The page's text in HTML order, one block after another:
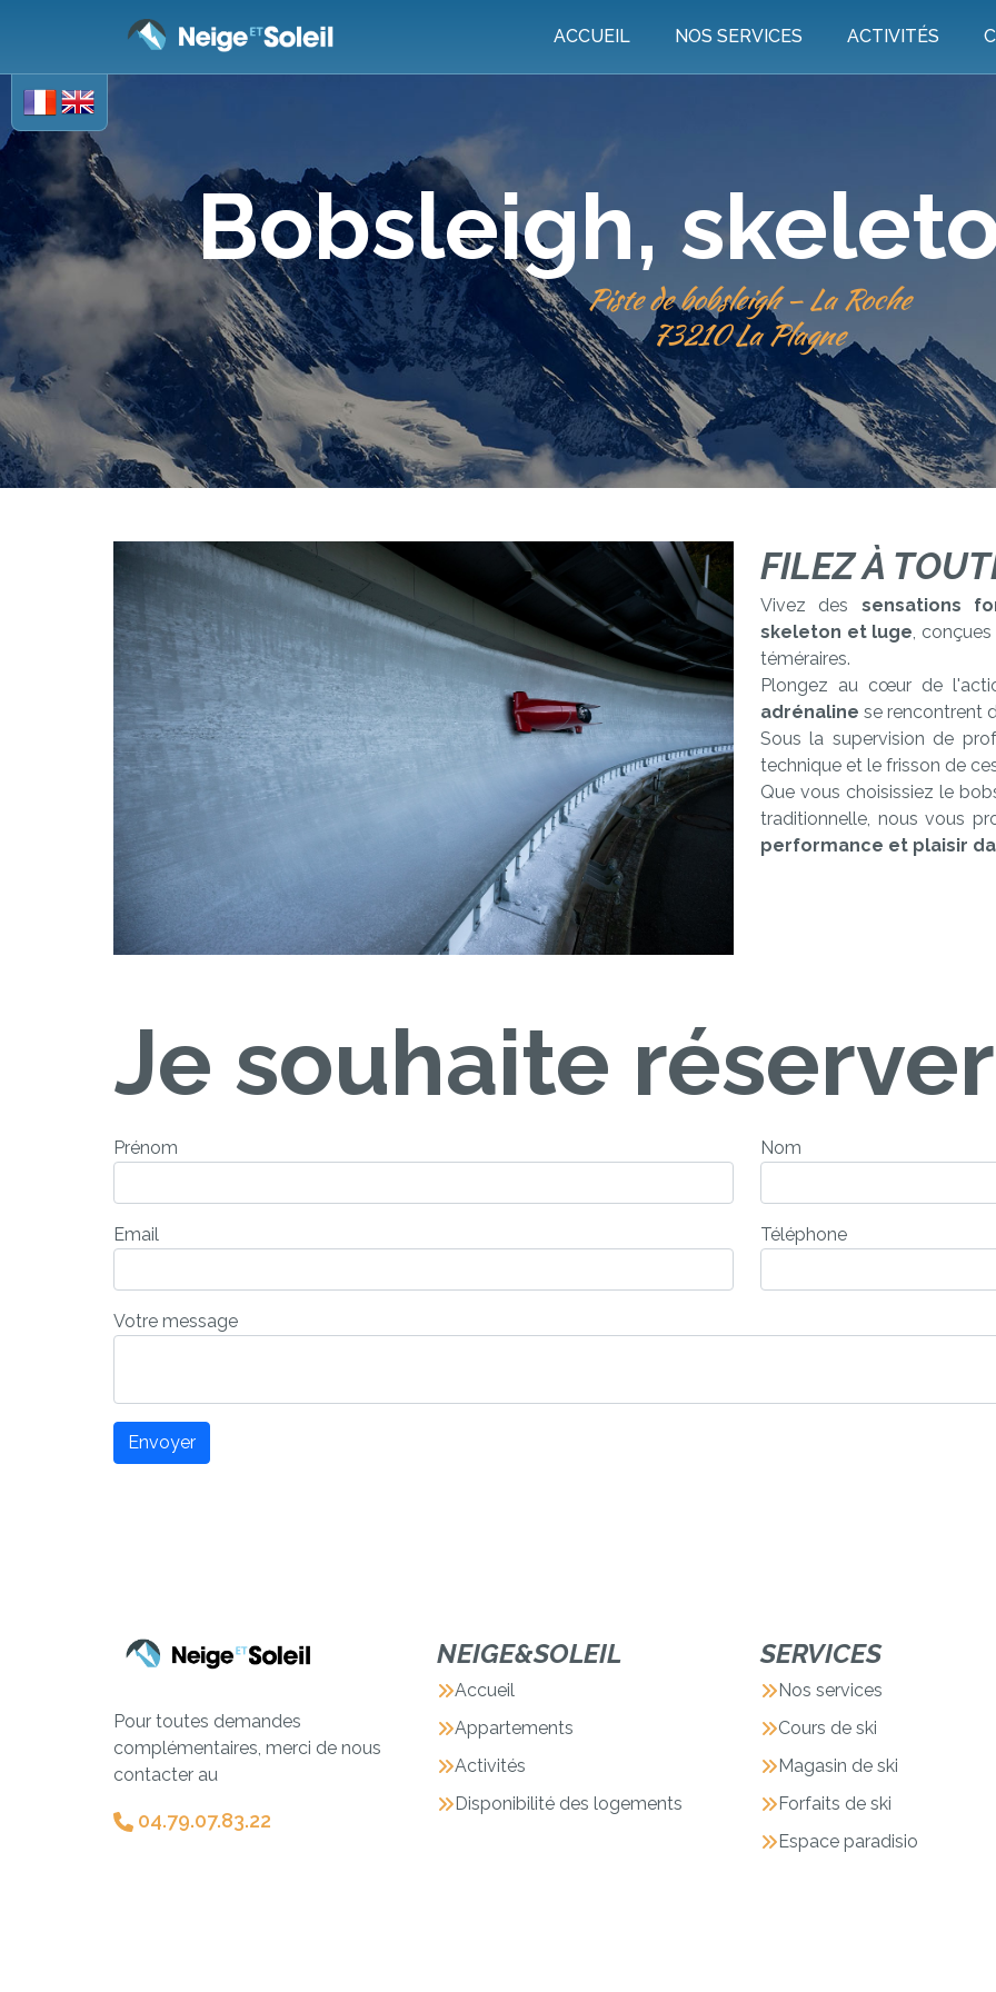
ACCUEIL NOS SERVICES ACTIVITÉS
Bobsleigh,
Piste de bobsleigh – La Roche
​​​​​​​73210 La Plagne
FILEZ À
Vivez des sensations
skeleton et luge,
téméraires.
Plongez au cœur de
adrénaline se rencontrent
Sous la supervision de
technique et le frisson de
Que vous choisissiez le
traditionnelle, nous vous
performance et plaisir
Je souhaite
Prénom Nom
Email Téléphone
Votre message
Envoyer
Pour toutes demandes
complémentaires, merci de nous
contacter au
04.79.07.83.22
NEIGE&SOLEIL
Accueil
Appartements
Activités
Disponibilité des logements
SERVICES
Nos services
Cours de ski
Magasin de ski
Forfaits de ski
Espace paradisio